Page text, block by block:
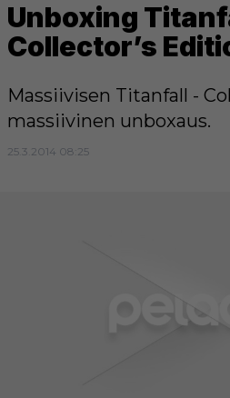
Unboxing
Collector’s
Massiivisen Titanfall -
massiivinen unboxaus.
25.3.2014 08:25